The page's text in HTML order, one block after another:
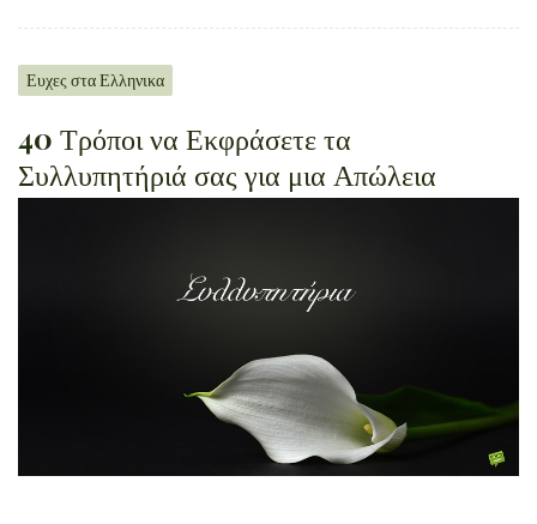
Ευχες στα Ελληνικα
40 Τρόποι να Εκφράσετε τα
Συλλυπητήριά σας για μια Απώλεια